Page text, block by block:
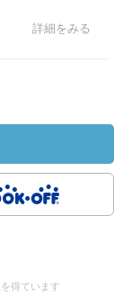
詳細をみる
得ています